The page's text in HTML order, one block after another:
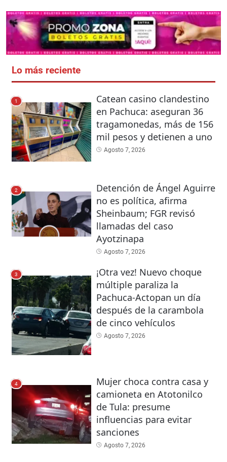
Lo más reciente
1
Catean casino clandestino
en Pachuca: aseguran 36
tragamonedas, más de 156
mil pesos y detienen a uno
Agosto 7, 2026
2
Detención de Ángel Aguirre
no es política, afirma
Sheinbaum; FGR revisó
llamadas del caso
Ayotzinapa
Agosto 7, 2026
3
¡Otra vez! Nuevo choque
múltiple paraliza la
Pachuca-Actopan un día
después de la carambola
de cinco vehículos
Agosto 7, 2026
4
Mujer choca contra casa y
camioneta en Atotonilco
de Tula: presume
influencias para evitar
sanciones
Agosto 7, 2026